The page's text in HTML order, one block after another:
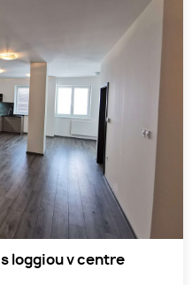
loggiou v centre